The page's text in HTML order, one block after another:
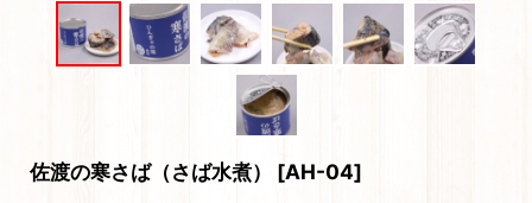
佐渡の寒さば（さば水煮） [AH-04]